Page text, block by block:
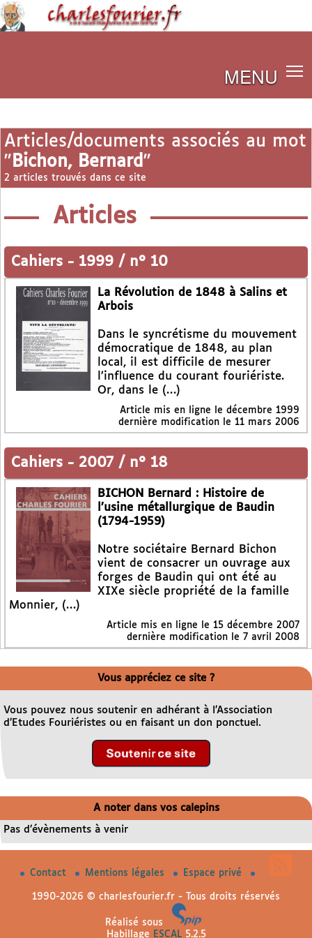
MENU
Articles/documents associés au mot
" Bichon, Bernard "
2 articles trouvés dans ce site
Articles
Cahiers - 1999 / n° 10
La Révolution de 1848 à Salins et
Arbois
Dans le syncrétisme du mouvement
démocratique de 1848, au plan
local, il est difficile de mesurer
l’influence du courant fouriériste.
Or, dans le (…)
Article mis en ligne le décembre 1999
dernière modification le 11 mars 2006
Cahiers - 2007 / n° 18
BICHON Bernard : Histoire de
l’usine métallurgique de Baudin
(1794-1959)
Notre sociétaire Bernard Bichon
vient de consacrer un ouvrage aux
forges de Baudin qui ont été au
XIXe siècle propriété de la famille
Monnier, (…)
Article mis en ligne le 15 décembre 2007
dernière modification le 7 avril 2008
Vous appréciez ce site ?
Vous pouvez nous soutenir en adhérant à l’Association
d’Etudes Fouriéristes ou en faisant un don ponctuel.
A noter dans vos calepins
Pas d’évènements à venir
Contact Mentions légales Espace privé
1990-2026 © charlesfourier.fr - Tous droits réservés
Réalisé sous
Habillage
ESCAL5.2.5